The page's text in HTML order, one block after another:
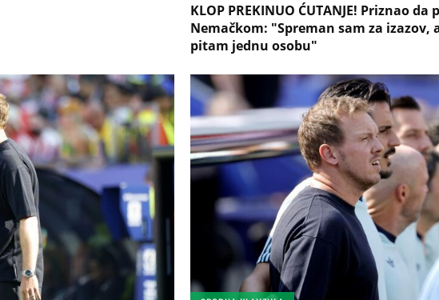
KLOP PREKINUO ĆUTANJE! Priznao da
Nemačkom: "Spreman sam za izazov,
pitam jednu osobu"